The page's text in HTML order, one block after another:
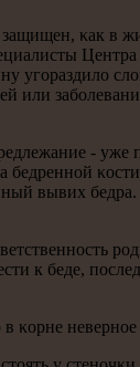
κак в
Центра
или
-
бедреннοй
вывих
к беде,
κорне невернοе